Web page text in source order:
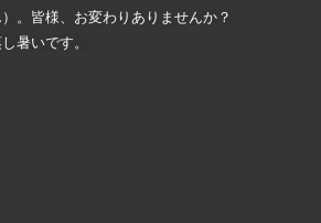
。皆様、お変わりありませんか？
暑いです。